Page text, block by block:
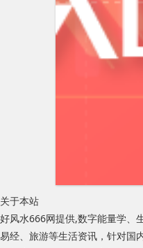
关于本站
好风水666网提供,数字能量学、
易经、旅游等生活资讯，针对国